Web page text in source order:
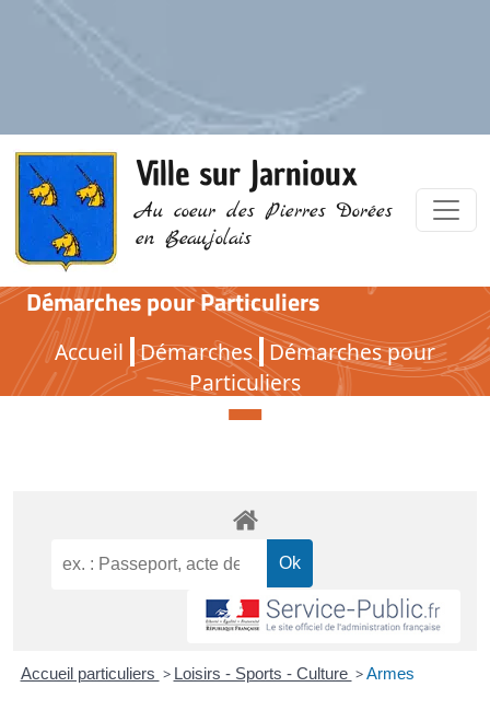
Ville sur Jarnioux
Au coeur des Pierres Dorées
en Beaujolais
Démarches pour Particuliers
Accueil Démarches Démarches pour
Particuliers
Démarches pour Particuliers
Accueil particuliers > Loisirs - Sports - Culture > Armes